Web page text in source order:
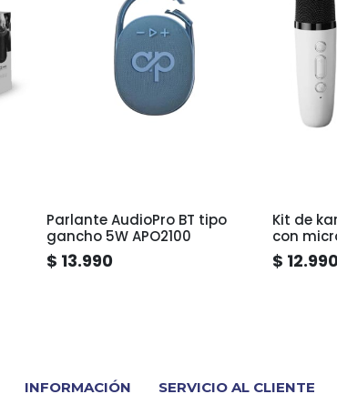
Parlante AudioPro BT tipo
gancho 5W APO2100
$ 13.990
Kit de
con
MY7325
$
INFORMACIÓN SERVICIO AL CLIENTE